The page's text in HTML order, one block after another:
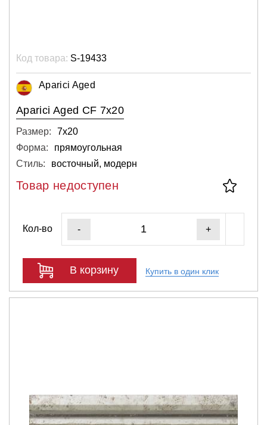
Код товара: S-19433
Aparici Aged
Aparici Aged CF 7x20
Размер:
7х20
Форма:
прямоугольная
Стиль:
восточный, модерн
Товар недоступен
Кол-во - +
В корзину Купить в один клик